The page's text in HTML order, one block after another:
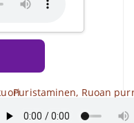
Puristaminen, Ruoan